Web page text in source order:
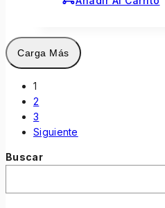
Carga Más
1
2
3
Siguiente
Buscar